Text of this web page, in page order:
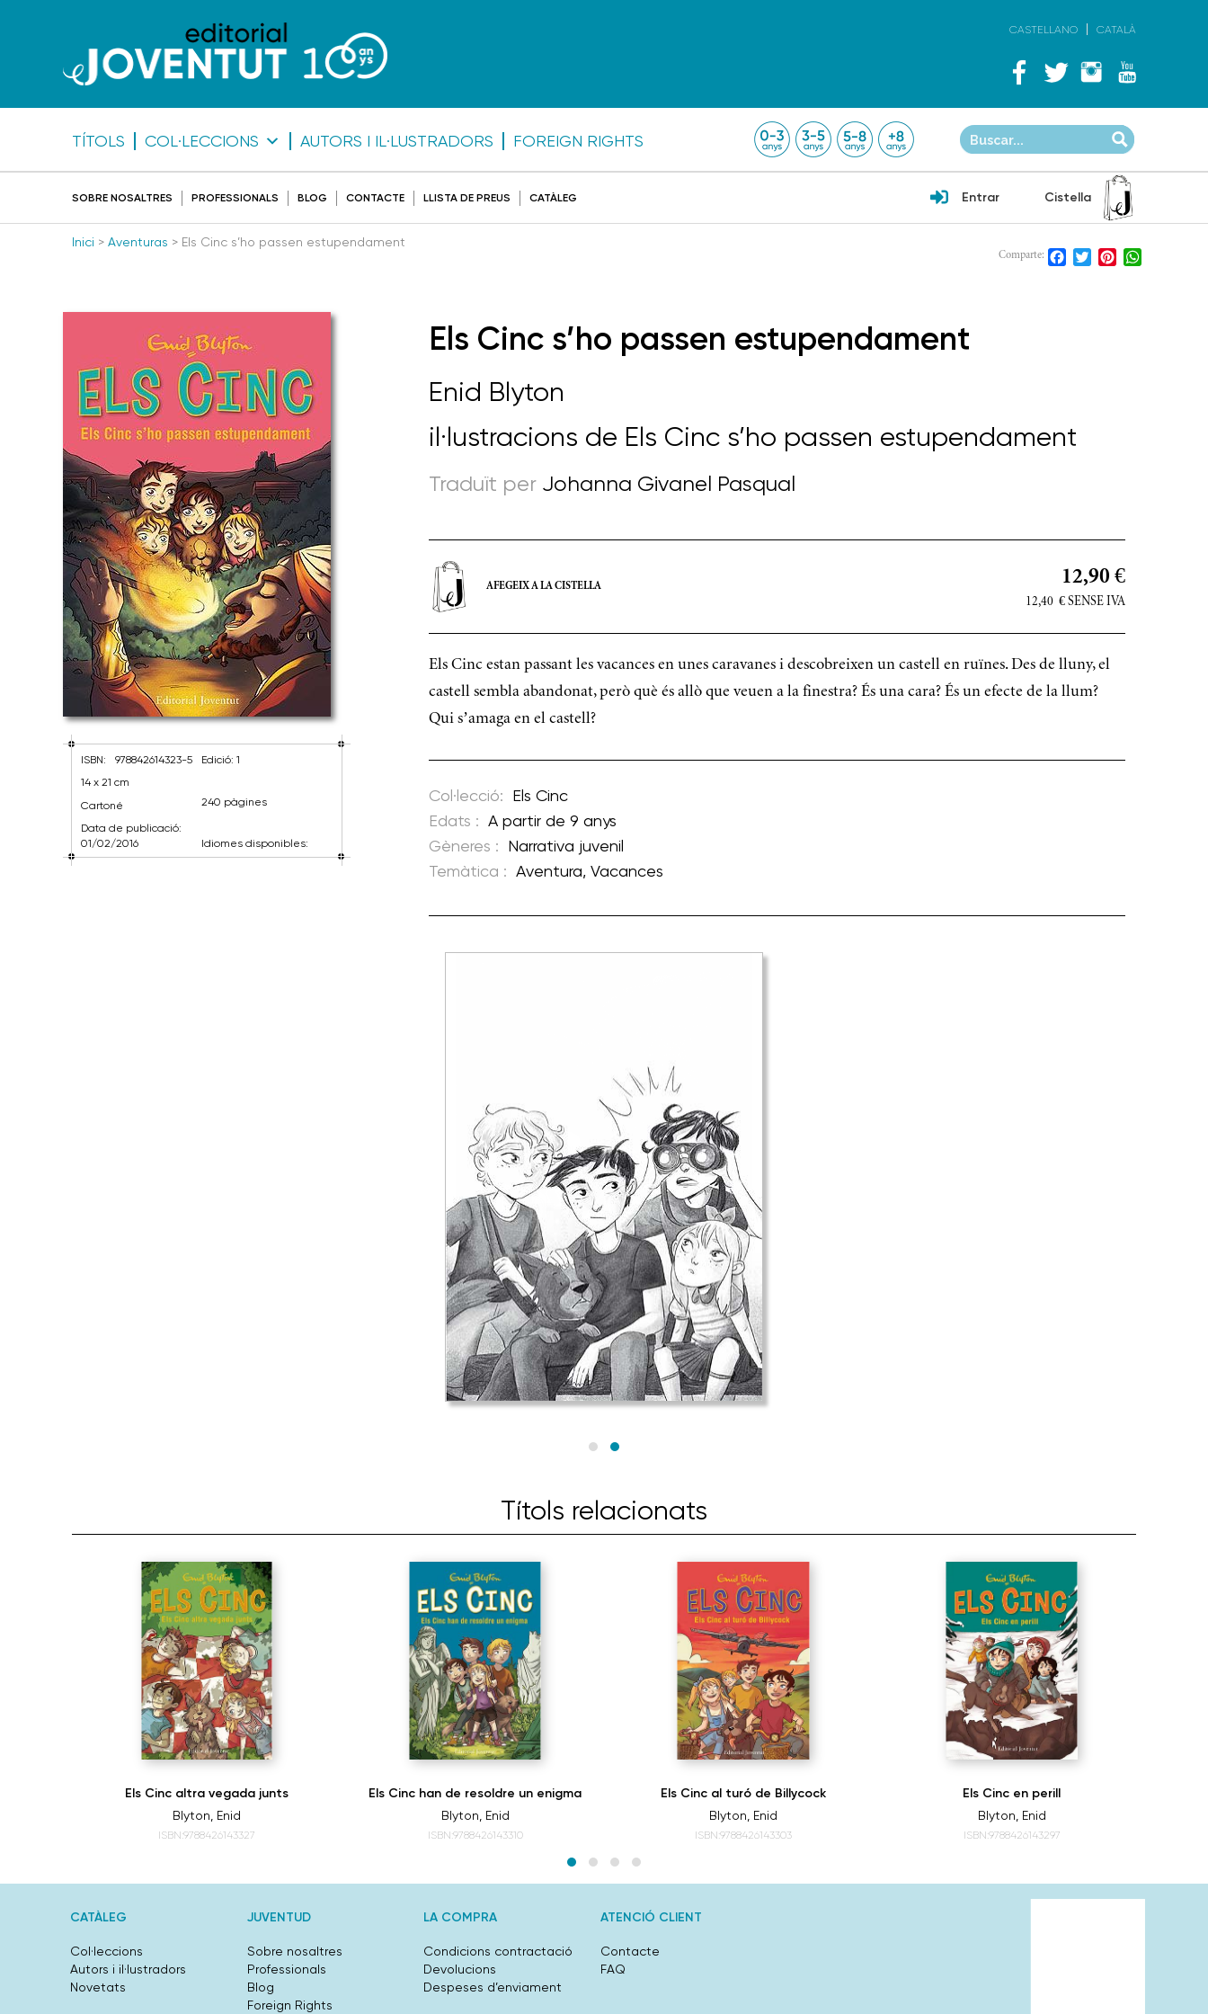
CASTELLANO CATALÀ
TÍTOLS COL·LECCIONS AUTORS I IL·LUSTRADORS FOREIGN RIGHTS
SOBRE NOSALTRES PROFESSIONALS BLOG CONTACTE LLISTA DE PREUS CATÀLEG Entrar Cistella
Inici > Aventuras > Els Cinc s’ho passen estupendament
Comparte: Facebook
TwitterPinterest
ISBN:
978842614323-5
14 x 21 cm
Cartoné
Data de publicació:
01/02/2016
Edició: 1
240 pàgines
Idiomes disponibles:
Els Cinc s’ho passen estupendament
Enid Blyton
il·lustracions de Els Cinc s’ho passen estupendament
Traduït per Johanna Givanel Pasqual
12,90 €
12,40 €SENSE IVA
AFEGEIX A LA CISTELLA
Els Cinc estan passant les vacances en unes caravanes i descobreixen un castell en ruïnes. Des de lluny, el
castell sembla abandonat, però què és allò que veuen a la finestra? És una cara? És un efecte de la llum?
Qui s’amaga en el castell?
Col·lecció: Els Cinc
Edats : A partir de 9 anys
Gèneres : Narrativa juvenil
Temàtica : Aventura,Vacances
Títols relacionats
Els Cinc altra vegada junts
Blyton, Enid
ISBN:9788426143327
Els Cinc han de resoldre un enigma
Blyton, Enid
ISBN:9788426143310
Els Cinc al turó de Billycock
Blyton, Enid
ISBN:9788426143303
Els Cinc en perill
Blyton, Enid
ISBN:9788426143297
CATÀLEG
Col·leccions
Autors i il·lustradors
Novetats
JUVENTUD
Sobre nosaltres
Professionals
Blog
Foreign Rights
LA COMPRA
Condicions contractació
Devolucions
Despeses d’enviament
ATENCIÓ CLIENT
Contacte
FAQ